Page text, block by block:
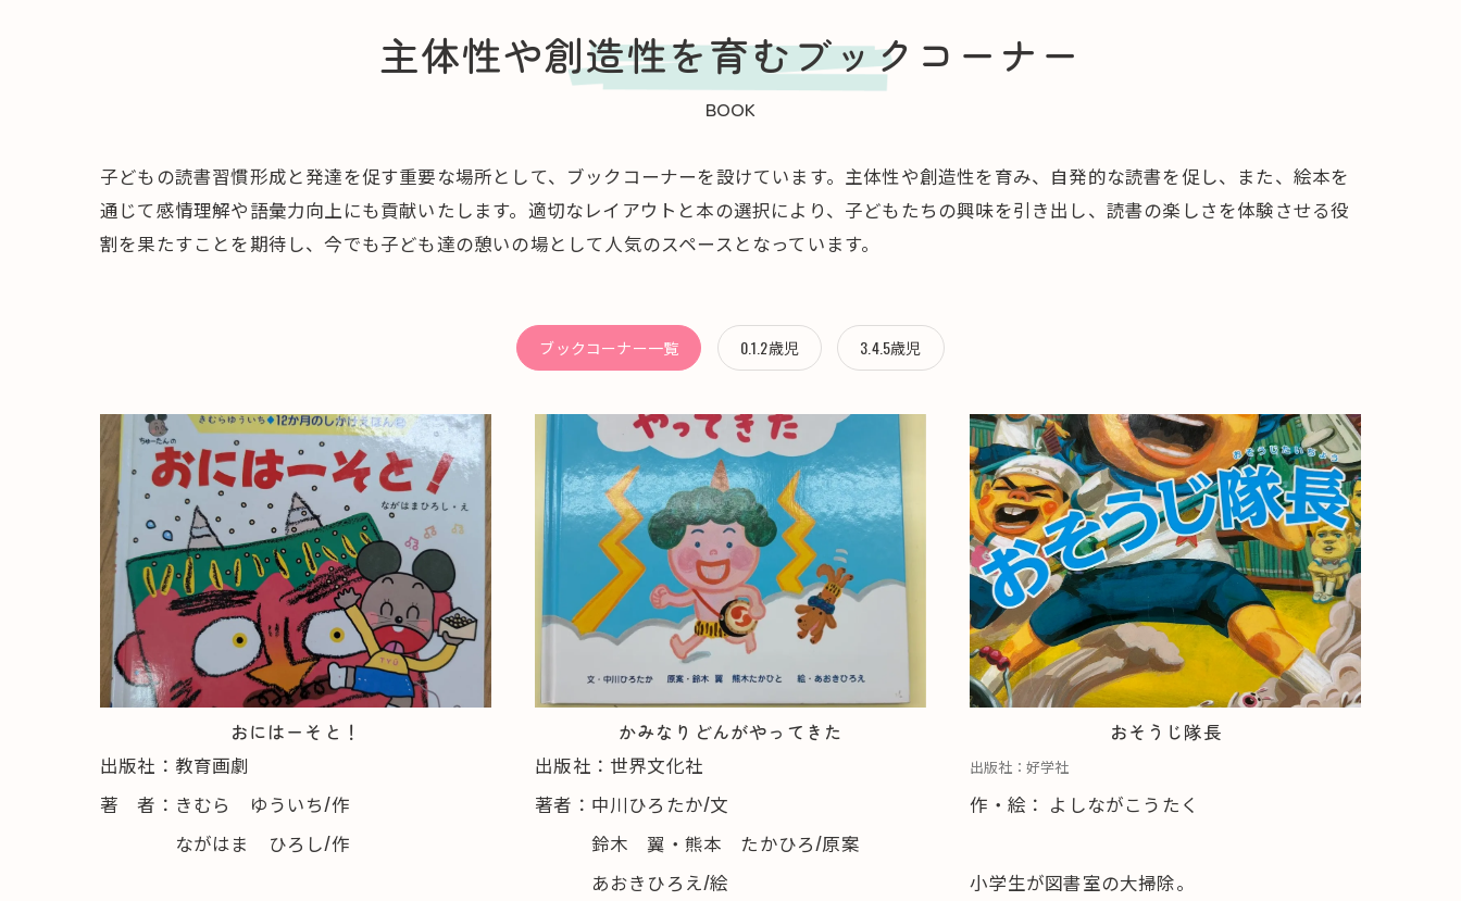
ＳＡＫＵＲＡ保育園谷在家 スクワク報告書
主体性や創造性を育むブックコーナー
BOOK
子どもの読書習慣形成と発達を促す重要な場所として、ブックコーナーを設けています。主体性や創造性を育み、自発的な読書を促し、また、絵本を
通じて感情理解や語彙力向上にも貢献いたします。適切なレイアウトと本の選択により、子どもたちの興味を引き出し、読書の楽しさを体験させる役
割を果たすことを期待し、今でも子ども達の憩いの場として人気のスペースとなっています。
ブックコーナー一覧 0.1.2歳児 3.4.5歳児
おにはーそと！
出版社：教育画劇
著 者：きむら ゆういち/作
ながはま ひろし/作
かみなりどんがやってきた
出版社：世界文化社
著者：中川ひろたか/文
鈴木 翼・熊本 たかひろ/原案
あおきひろえ/絵
おそうじ隊長
出版社：好学社
作・絵： よしながこうたく
小学生が図書室の大掃除。